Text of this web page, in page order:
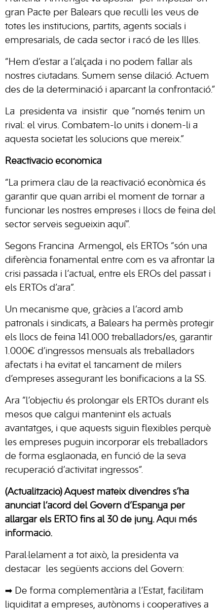
gran Pacte per Balears que reculli les veus de
totes les institucions, partits, agents socials i
empresarials, de cada sector i racó de les Illes.
“Hem d’estar a l’alçada i no podem fallar als
nostres ciutadans. Sumem sense dilació. Actuem
des de la determinació i aparcant la confrontació.”
La presidenta va insistir que “només tenim un
rival: el virus. Combatem-lo units i donem-li a
aquesta societat les solucions que mereix.”
Reactivació econòmica
“La primera clau de la reactivació econòmica és
garantir que quan arribi el moment de tornar a
funcionar les nostres empreses i llocs de feina del
sector serveis segueixin aquí”.
Segons Francina Armengol, els ERTOs “són una
diferència fonamental entre com es va afrontar la
crisi passada i l’actual, entre els EROs del passat i
els ERTOs d’ara”.
Un mecanisme que, gràcies a l’acord amb
patronals i sindicats, a Balears ha permès protegir
els llocs de feina 141.000 treballadors/es, garantir
1.000€ d’ingressos mensuals als treballadors
afectats i ha evitat el tancament de milers
d’empreses assegurant les bonificacions a la SS.
Ara “l’objectiu és prolongar els ERTOs durant els
mesos que calgui mantenint els actuals
avantatges, i que aquests siguin flexibles perquè
les empreses puguin incorporar els treballadors
de forma esglaonada, en funció de la seva
recuperació d’activitat ingressos”.
(Actualització) Aquest mateix divendres s’ha
anunciat l’acord del Govern d’Espanya per
allargar els ERTO fins al 30 de juny. Aquí més
informació.
Paral·lelament a tot això, la presidenta va
destacar les següents accions del Govern:
➡ De forma complementària a l’Estat, facilitam
liquiditat a empreses, autònoms i cooperatives a